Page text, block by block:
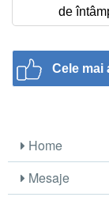
de
Cele mai
Home
Mesaje